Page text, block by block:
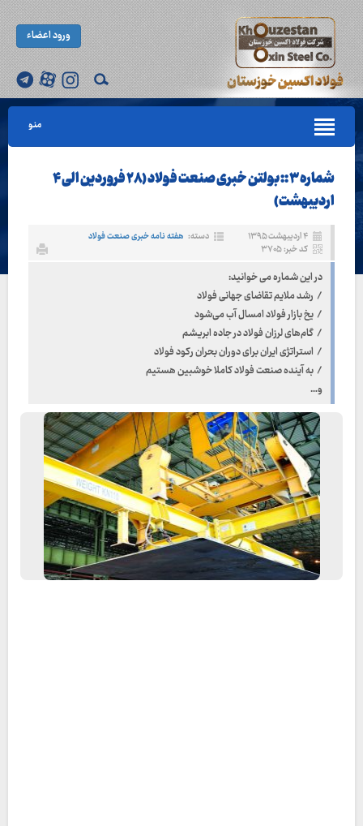
ورود اعضاء
منو
شماره ۳ :: بولتن خبری صنعت فولاد (۲۸ فروردین الی ۴
اردیبهشت)
۴ اردیبهشت ۱۳۹۵ دسته: هفته نامه خبری صنعت فولاد
کد خبر: ۳۷۰۵
در این شماره می خوانید:
/ رشد ملایم تقاضای جهانی فولاد
/ یخ بازار فولاد امسال آب می‌شود
/ گام‌های لرزان فولاد در جاده ابریشم
/ استراتژی ایران برای دوران بحران رکود فولاد
/ به آینده صنعت فولاد کاملا خوشبین هستیم
و…